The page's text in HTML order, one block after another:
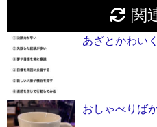
関
あざとかわい
おしゃべりば